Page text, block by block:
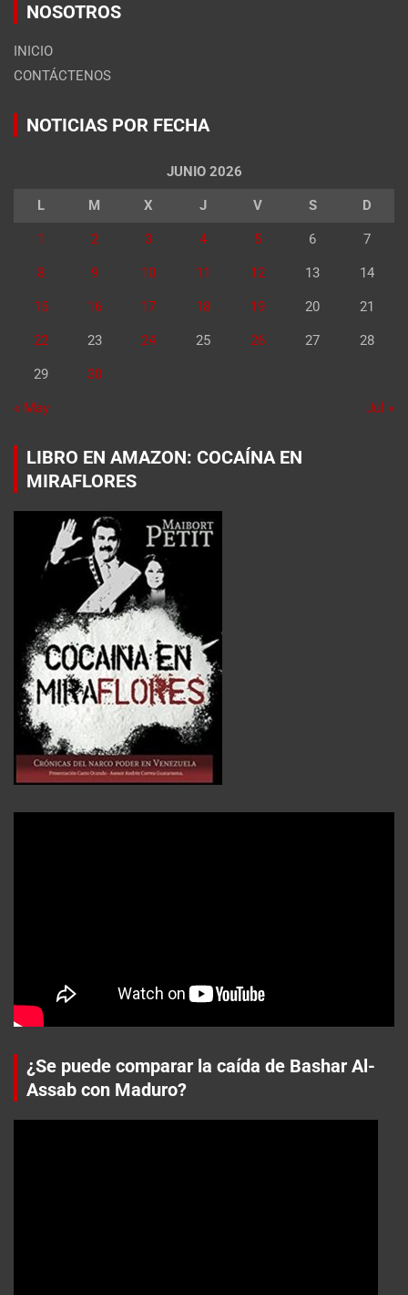
NOSOTROS
INICIO
CONTÁCTENOS
NOTICIAS POR FECHA
JUNIO 2026
L M X J V S D
1 2 3 4 5 6 7
8 9 10 11 12 13 14
15 16 17 18 19 20 21
22 23 24 25 26 27 28
29 30
« May Jul »
LIBRO EN AMAZON: COCAÍNA EN
MIRAFLORES
¿Se puede comparar la caída de Bashar Al-
Assab con Maduro?